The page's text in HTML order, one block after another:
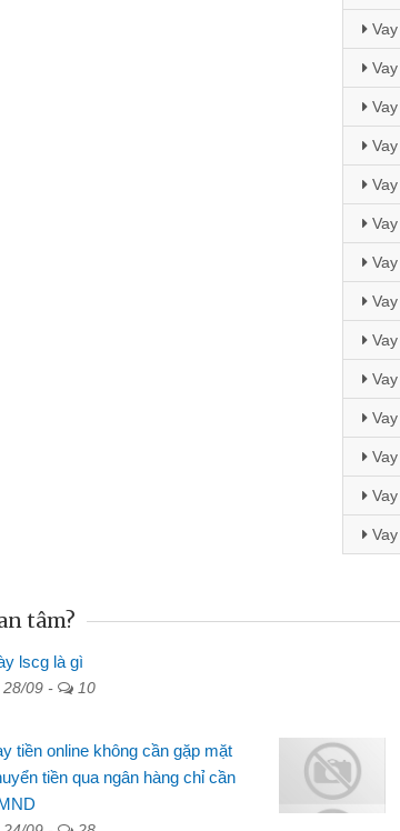
Vay
Vay
Vay
Vay
Vay
Vay
Vay
Vay
Vay
Vay
Vay
Vay
Vay
Vay
Lan - Sinh viên
Tôi biết đến thông qua quảng cáo trên facebook. Tôi là
thủ tục nhanh gọn nên tôi quyết định vay
Minh Chánh
tâm?
lscg là gì
09 - 10
tiền online không cần gặp mặt
tiền qua ngân hàng chỉ cần